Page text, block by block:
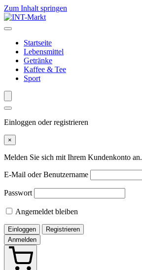
Zum Inhalt springen
Startseite
Lebensmittel
Getränke
Kaffee & Tee
Sport
Einloggen oder registrieren
×
Melden Sie sich mit Ihrem Kundenkonto an.
E-Mail oder Benutzername
Passwort
Angemeldet bleiben
Einloggen Registrieren